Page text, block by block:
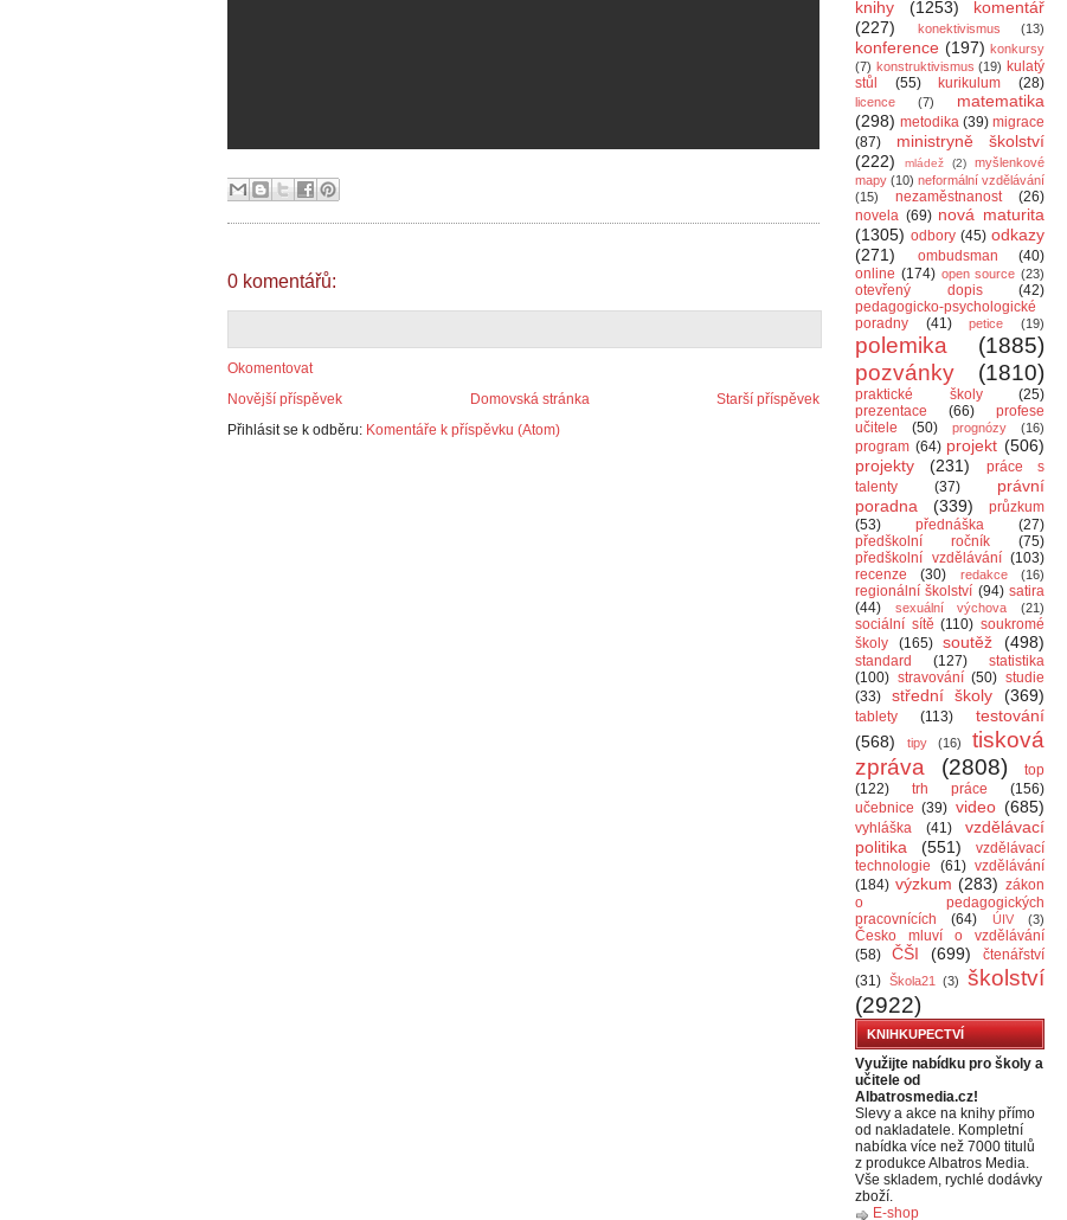
0 komentářů:
Okomentovat
Novější příspěvek
Starší příspěvek
Domovská stránka
Přihlásit se k odběru: Komentáře k příspěvku (Atom)
knihy
(1253)
komentář
(227)
konektivismus (13)
konference (197) konkursy
(7) konstruktivismus (19) kulatý
stůl
(55) kurikulum (28)
licence (7)
matematika
(298) metodika (39) migrace
(87)
ministryně školství
(222)
mládež (2)
myšlenkové
mapy (10) neformální vzdělávání
(15)
nezaměstnanost
(26)
novela (69) nová maturita
(1305) odbory (45) odkazy
(271)
ombudsman
(40)
online (174) open source (23)
otevřený dopis
(42)
pedagogicko-psychologické
poradny
(41) petice (19)
polemika
(1885)
pozvánky
(1810)
praktické školy
(25)
prezentace
(66)
profese
učitele
(50) prognózy (16)
program (64) projekt (506)
projekty
(231)
práce s
talenty
(37)
právní
poradna
(339)
průzkum
(53)
přednáška
(27)
předškolní ročník
(75)
předškolní vzdělávání (103)
recenze
(30) redakce (16)
regionální školství (94) satira
(44)
sexuální výchova (21)
sociální sítě (110) soukromé
školy
(165) soutěž (498)
standard (127)
statistika
(100) stravování (50) studie
(33)
střední školy (369)
tablety (113)
testování
(568)
tipy (16)
tisková
zpráva
(2808)
top
(122)
trh práce
(156)
učebnice (39) video (685)
vyhláška (41)
vzdělávací
politika
(551)
vzdělávací
technologie
(61) vzdělávání
(184) výzkum (283) zákon
o pedagogických
pracovnících
(64) ÚIV (3)
Česko mluví o vzdělávání
(58)
ČŠI (699)
čtenářství
(31) Škola21 (3)
školství
(2922)
KNIHKUPECTVÍ
Využijte nabídku pro školy a
učitele od
Albatrosmedia.cz!
Slevy a akce na knihy přímo
od nakladatele. Kompletní
nabídka více než 7000 titulů
z produkce Albatros Media.
Vše skladem, rychlé dodávky
zboží.
E-shop